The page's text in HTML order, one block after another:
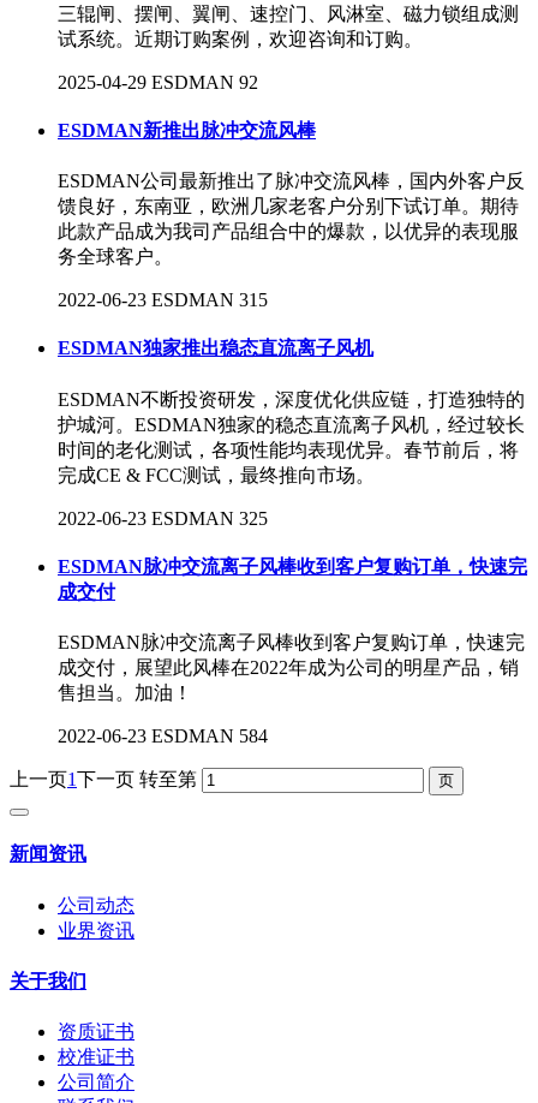
三辊闸、摆闸、翼闸、速控门、风淋室、磁力锁组成测
试系统。近期订购案例，欢迎咨询和订购。
2025-04-29 ESDMAN 92
ESDMAN新推出脉冲交流风棒
ESDMAN公司最新推出了脉冲交流风棒，国内外客户反
馈良好，东南亚，欧洲几家老客户分别下试订单。期待
此款产品成为我司产品组合中的爆款，以优异的表现服
务全球客户。
2022-06-23 ESDMAN 315
ESDMAN独家推出稳态直流离子风机
ESDMAN不断投资研发，深度优化供应链，打造独特的
护城河。ESDMAN独家的稳态直流离子风机，经过较长
时间的老化测试，各项性能均表现优异。春节前后，将
完成CE & FCC测试，最终推向市场。
2022-06-23 ESDMAN 325
ESDMAN脉冲交流离子风棒收到客户复购订单，快速完
成交付
ESDMAN脉冲交流离子风棒收到客户复购订单，快速完
成交付，展望此风棒在2022年成为公司的明星产品，销
售担当。加油！
2022-06-23 ESDMAN 584
上一页1下一页 转至第
新闻资讯
公司动态
业界资讯
关于我们
资质证书
校准证书
公司简介